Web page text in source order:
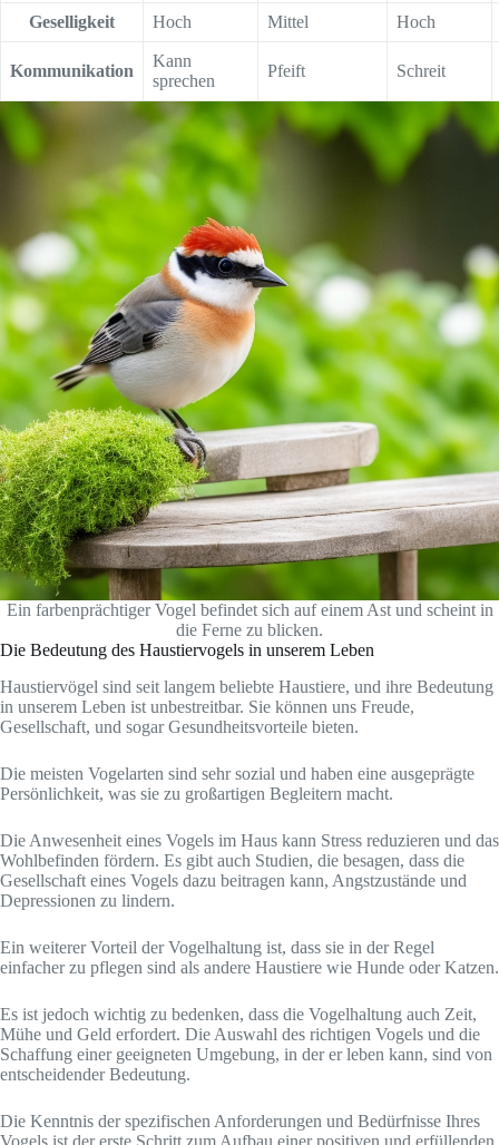
o
Geselligkeit Hoch Mittel Hoch
Kommunikation
Kann
sprechen
Pfeift Schreit
Ein farbenprächtiger Vogel befindet sich auf einem Ast und scheint in
die Ferne zu blicken.
Die Bedeutung des Haustiervogels in unserem Leben
Haustiervögel sind seit langem beliebte Haustiere, und ihre Bedeutung
in unserem Leben ist unbestreitbar. Sie können uns Freude,
Gesellschaft, und sogar Gesundheitsvorteile bieten.
Die meisten Vogelarten sind sehr sozial und haben eine ausgeprägte
Persönlichkeit, was sie zu großartigen Begleitern macht.
Die Anwesenheit eines Vogels im Haus kann Stress reduzieren und das
Wohlbefinden fördern. Es gibt auch Studien, die besagen, dass die
Gesellschaft eines Vogels dazu beitragen kann, Angstzustände und
Depressionen zu lindern.
Ein weiterer Vorteil der Vogelhaltung ist, dass sie in der Regel
einfacher zu pflegen sind als andere Haustiere wie Hunde oder Katzen.
Es ist jedoch wichtig zu bedenken, dass die Vogelhaltung auch Zeit,
Mühe und Geld erfordert. Die Auswahl des richtigen Vogels und die
Schaffung einer geeigneten Umgebung, in der er leben kann, sind von
entscheidender Bedeutung.
Die Kenntnis der spezifischen Anforderungen und Bedürfnisse Ihres
Vogels ist der erste Schritt zum Aufbau einer positiven und erfüllenden